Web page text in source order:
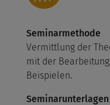
Seminarmethode
Vermittlung der
mit der
Beispielen.
Seminarunterlagen